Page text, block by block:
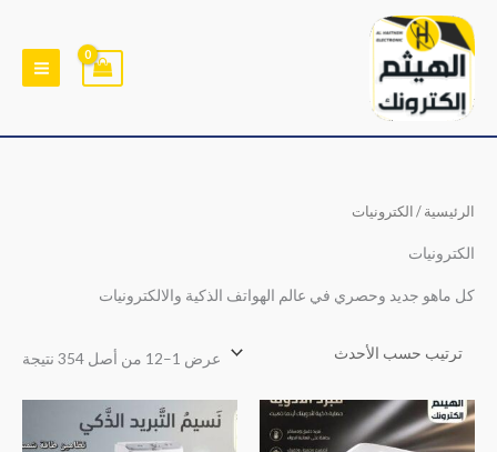
تخطي
المحتوى
الرئيسية / الكترونيات
الكترونيات
كل ماهو جديد وحصري في عالم الهواتف الذكية والالكترونيات
عرض 1–12 من أصل 354 نتيجة